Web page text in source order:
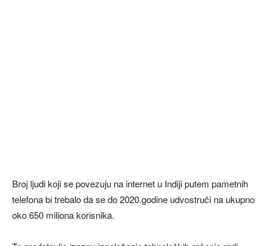
Broj ljudi koji se povezuju na internet u Indiji putem pametnih
telefona bi trebalo da se do 2020.godine udvostruči na ukupno
oko 650 miliona korisnika.